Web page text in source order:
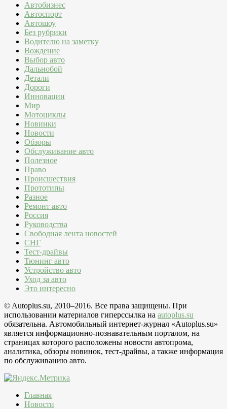
Автобизнес
Автоспорт
Автошоу
Без рубрики
Водителю на заметку
Вождение
Выбор авто
Дальнобой
Детали
Дороги
Инновации
Мир
Мотоциклы
Новинки
Новости
Обзоры
Обслуживание авто
Полезное
Право
Происшествия
Прототипы
Разное
Ремонт авто
Россия
Руководства
Свободная лента новостей
СНГ
Тест-драйвы
Тюнинг авто
Устройство авто
Уход за авто
Это интересно
© Autoplus.su, 2010–2016. Все права защищены. При
использовании материалов гиперссылка на autoplus.su
обязательна. Автомобильный интернет-журнал «Autoplus.su»
является информационно-познавательным порталом, на
страницах которого расположены новости автопрома,
аналитика, обзоры новинок, тест-драйвы, а также информация
по обслуживанию авто.
Главная
Новости